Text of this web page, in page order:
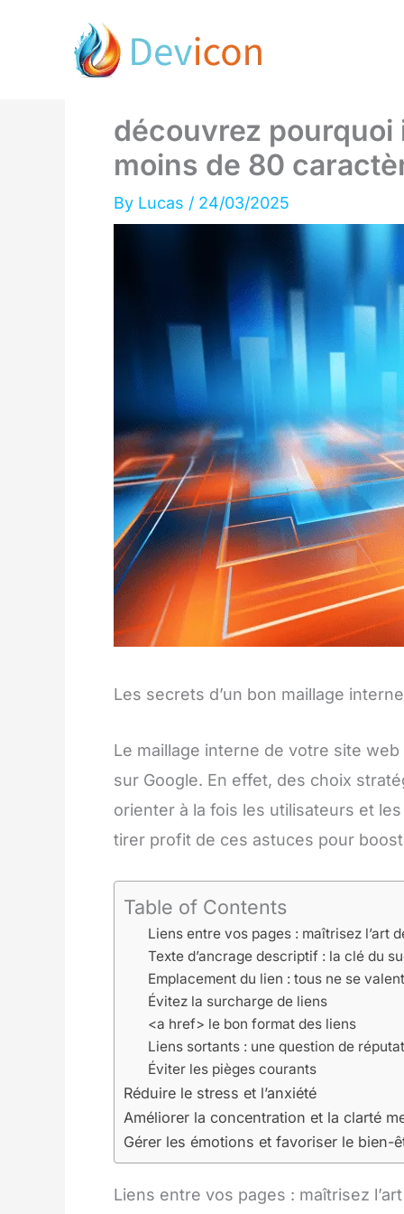
découvrez
moins de 80
By Lucas / 24/03/2025
Les secrets d’un bon maillage
Le maillage interne de votre site
sur Google. En effet, des choix
orienter à la fois les utilisateurs et
tirer profit de ces astuces pour
Table of Contents
Liens entre vos pages : maîtrisez l’art
Texte d’ancrage descriptif : la clé du
Emplacement du lien : tous ne se
Évitez la surcharge de liens
<a href> le bon format des liens
Liens sortants : une question de
Éviter les pièges courants
Réduire le stress et l’anxiété
Améliorer la concentration et la clarté
Gérer les émotions et favoriser le bien-
Liens entre vos pages : maîtrisez